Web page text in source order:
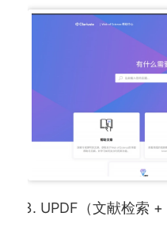
UPDF（文献检索 +